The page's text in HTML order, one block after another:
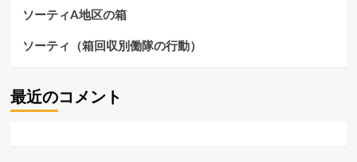
に
む
ソーティA地区の箱
ソーティ（箱回収別働隊の行動）
最近のコメント